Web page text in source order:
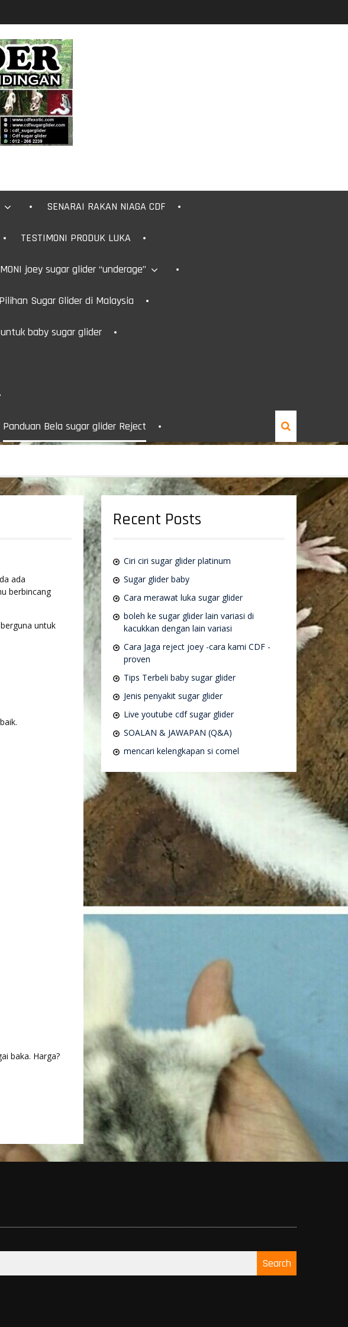
SENARAI RAKAN NIAGA CDF
TESTIMONI PRODUK LUKA
joey sugar glider “underage”
Pilihan Sugar Glider di Malaysia
baby sugar glider
Panduan Bela sugar glider Reject
ada
berbincang
untuk
baka. Harga?
Recent Posts
Ciri ciri sugar glider platinum
Sugar glider baby
Cara merawat luka sugar glider
boleh ke sugar glider lain variasi di
kacukkan dengan lain variasi
Cara Jaga reject joey -cara kami CDF -
proven
Tips Terbeli baby sugar glider
Jenis penyakit sugar glider
Live youtube cdf sugar glider
SOALAN & JAWAPAN (Q&A)
mencari kelengkapan si comel